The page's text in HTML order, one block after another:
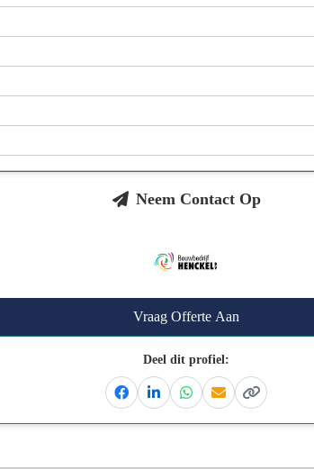
Neem Contact Op
Vraag Offerte Aan
Deel dit profiel:
FacebookLinkedinWhatsapp
EmailKopieer link